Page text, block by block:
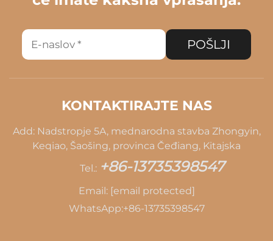
POŠLJI
KONTAKTIRAJTE NAS
Add: Nadstropje 5A, mednarodna stavba Zhongyin,
Keqiao, Šaošing, provinca Čeđiang, Kitajska
Tel.: +86-13735398547
Email: [email protected]
WhatsApp:+86-13735398547